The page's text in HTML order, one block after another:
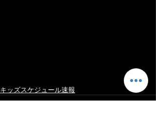
キッズスケジュール速報